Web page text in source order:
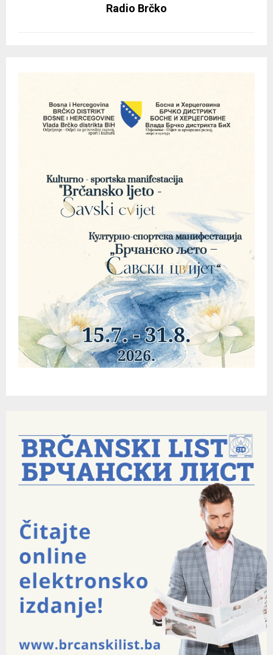
Radio Brčko